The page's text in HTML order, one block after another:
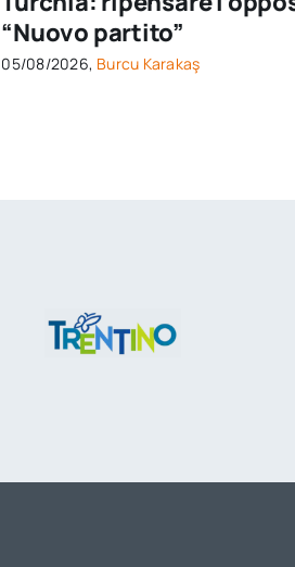
“Nuovo partito”
05/08/2026, Burcu Karakaş